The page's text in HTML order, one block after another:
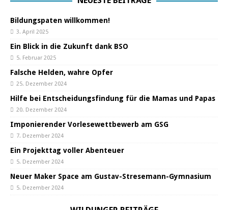
Bildungspaten willkommen!
3. April 2025
Ein Blick in die Zukunft dank BSO
5. Februar 2025
Falsche Helden, wahre Opfer
25. Dezember 2024
Hilfe bei Entscheidungsfindung für die Mamas und Papas
20. Dezember 2024
Imponierender Vorlesewettbewerb am GSG
7. Dezember 2024
Ein Projekttag voller Abenteuer
5. Dezember 2024
Neuer Maker Space am Gustav-Stresemann-Gymnasium
5. Dezember 2024